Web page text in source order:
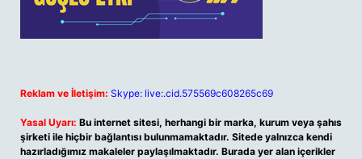
Reklam ve İletişim: Skype: live:.cid.575569c608265c69
Yasal Uyarı: Bu internet sitesi, herhangi bir marka, kurum veya şahıs
şirketi ile hiçbir bağlantısı bulunmamaktadır. Sitede yalnızca kendi
hazırladığımız makaleler paylaşılmaktadır. Burada yer alan içerikler